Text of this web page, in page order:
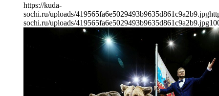
https://kuda-
sochi.ru/uploads/419565fa6e5029493b9635d861c9a2b9.jpg
sochi.ru/uploads/419565fa6e5029493b9635d861c9a2b9.jpg